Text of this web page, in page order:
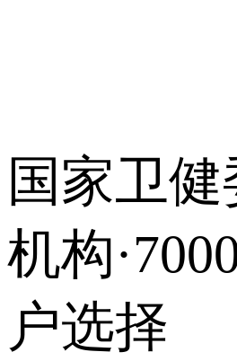
国家卫
机构
户选择